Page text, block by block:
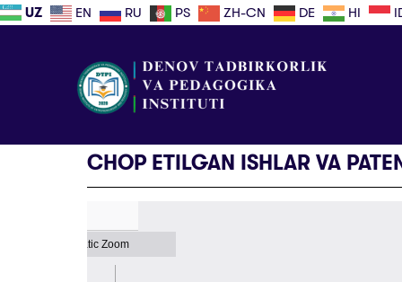
UZ EN RU PS ZH-CN DE HI
CHOP ETILGAN ISHLAR VA